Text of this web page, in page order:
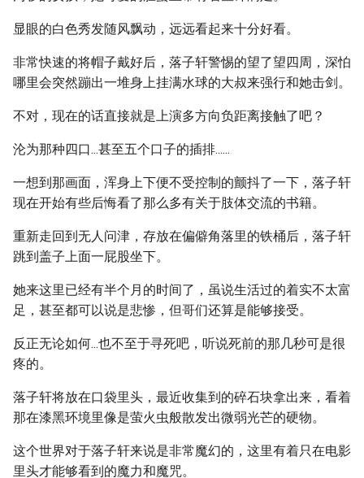
显眼的白色秀发随风飘动，远远看起来十分好看。
非常快速的将帽子戴好后，落子轩警惕的望了望四周，深怕
哪里会突然蹦出一堆身上挂满水球的大叔来强行和她击剑。
不对，现在的话直接就是上演多方向负距离接触了吧？
沦为那种四口...甚至五个口子的插排......
一想到那画面，浑身上下便不受控制的颤抖了一下，落子轩
现在开始有些后悔看了那么多有关于肢体交流的书籍。
重新走回到无人问津，存放在偏僻角落里的铁桶后，落子轩
跳到盖子上面一屁股坐下。
她来这里已经有半个月的时间了，虽说生活过的着实不太富
足，甚至都可以说是悲惨，但哥们还算是能够接受。
反正无论如何...也不至于寻死吧，听说死前的那几秒可是很
疼的。
落子轩将放在口袋里头，最近收集到的碎石块拿出来，看着
那在漆黑环境里像是萤火虫般散发出微弱光芒的硬物。
这个世界对于落子轩来说是非常魔幻的，这里有着只在电影
里头才能够看到的魔力和魔咒。